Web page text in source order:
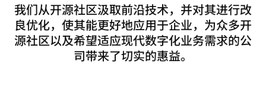
我们从开源社区汲取前沿技术，并对其进行改
良优化，使其能更好地应用于企业，为众多开
源社区以及希望适应现代数字化业务需求的公
司带来了切实的惠益。